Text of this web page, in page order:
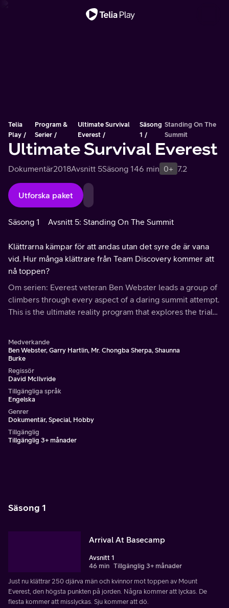
Telia
Play
Program &
Serier
Ultimate Survival
Everest
Säsong
1
Standing On The
Summit
Ultimate Survival Everest
Dokumentär2018Avsnitt 5Säsong 146 min 0+ 7.2
Utforska paket
Säsong 1 Avsnitt 5: Standing On The Summit
Klättrarna kämpar för att andas utan det syre de är vana
vid. Hur många klättrare från Team Discovery kommer att
nå toppen?
Om serien: Everest veteran Ben Webster leads a group of
climbers through every aspect of a daring summit attempt.
This is the ultimate reality program that explores the trials
Medverkande
Ben Webster, Garry Hartlin, Mr. Chongba Sherpa, Shaunna
Burke
Regissör
David McIlvride
Tillgängliga språk
Engelska
Genrer
Dokumentär, Special, Hobby
Tillgänglig
Tillgänglig 3+ månader
Säsong 1
Arrival At Basecamp
Avsnitt 1
46 min Tillgänglig 3+ månader
Just nu klättrar 250 djärva män och kvinnor mot toppen av Mount
Everest, den högsta punkten på jorden. Några kommer att lyckas. De
flesta kommer att misslyckas. Sju kommer att dö.